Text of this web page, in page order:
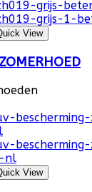
View
View